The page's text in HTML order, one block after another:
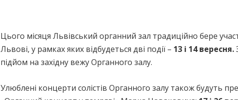
Цього місяця Львівський органний зал традиційно бере
Львові, у рамках яких відбудеться дві події – 13 і 14 вересня.
підйом на західну вежу Органного залу.
Улюблені концерти солістів Органного залу також будуть